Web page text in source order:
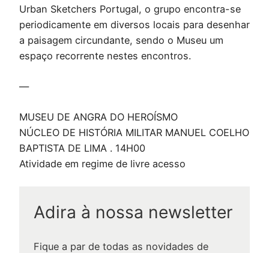
Urban Sketchers Portugal, o grupo encontra-se
periodicamente em diversos locais para desenhar
a paisagem circundante, sendo o Museu um
espaço recorrente nestes encontros.
—
MUSEU DE ANGRA DO HEROÍSMO
NÚCLEO DE HISTÓRIA MILITAR MANUEL COELHO
BAPTISTA DE LIMA . 14H00
Atividade em regime de livre acesso
Adira à nossa newsletter
Fique a par de todas as novidades de